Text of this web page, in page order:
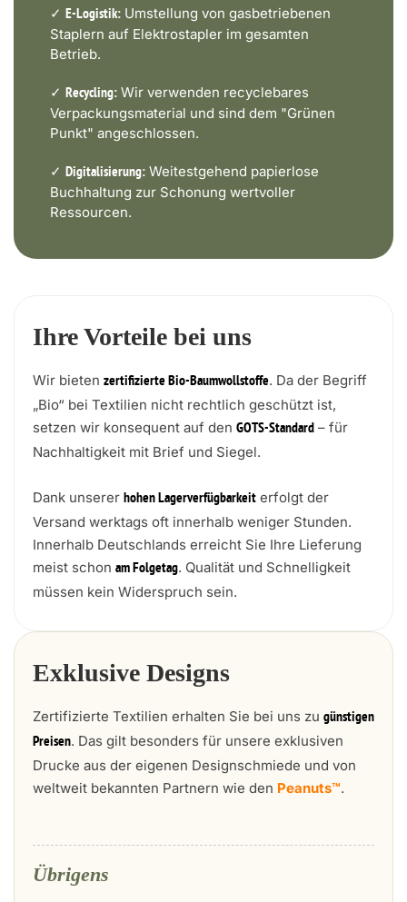
✓ E-Logistik: Umstellung von gasbetriebenen
Staplern auf Elektrostapler im gesamten
Betrieb.
✓ Recycling: Wir verwenden recyclebares
Verpackungsmaterial und sind dem "Grünen
Punkt" angeschlossen.
✓ Digitalisierung: Weitestgehend papierlose
Buchhaltung zur Schonung wertvoller
Ressourcen.
Ihre Vorteile bei uns
Wir bieten zertifizierte Bio-Baumwollstoffe. Da der Begriff
„Bio“ bei Textilien nicht rechtlich geschützt ist,
setzen wir konsequent auf den GOTS-Standard – für
Nachhaltigkeit mit Brief und Siegel.
Dank unserer hohen Lagerverfügbarkeit erfolgt der
Versand werktags oft innerhalb weniger Stunden.
Innerhalb Deutschlands erreicht Sie Ihre Lieferung
meist schon am Folgetag. Qualität und Schnelligkeit
müssen kein Widerspruch sein.
Exklusive Designs
Zertifizierte Textilien erhalten Sie bei uns zu günstigen
Preisen. Das gilt besonders für unsere exklusiven
Drucke aus der eigenen Designschmiede und von
weltweit bekannten Partnern wie den Peanuts™.
Übrigens